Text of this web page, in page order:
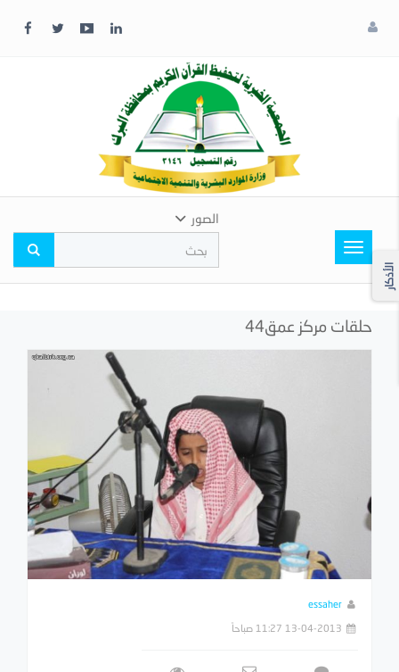
Toggle
navigation
الصور
الأذكار
حلقات مركز عمق44
essaher
13-04-2013 11:27 صباحاً